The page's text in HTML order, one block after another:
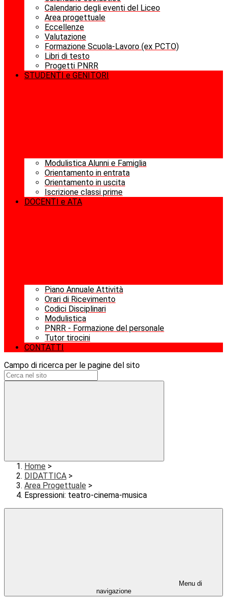
Calendario degli eventi del Liceo
Area progettuale
Eccellenze
Valutazione
Formazione Scuola-Lavoro (ex PCTO)
Libri di testo
Progetti PNRR
STUDENTI e GENITORI
Modulistica Alunni e Famiglia
Orientamento in entrata
Orientamento in uscita
Iscrizione classi prime
DOCENTI e ATA
Piano Annuale Attività
Orari di Ricevimento
Codici Disciplinari
Modulistica
PNRR - Formazione del personale
Tutor tirocini
CONTATTI
Campo di ricerca per le pagine del sito
Home >
DIDATTICA >
Area Progettuale >
Espressioni: teatro-cinema-musica
Menu di
navigazione